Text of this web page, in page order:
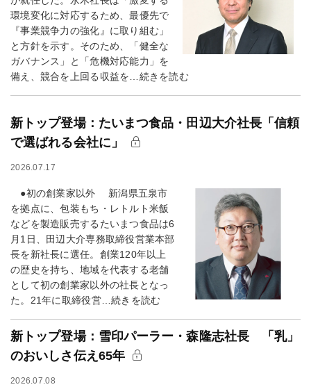
環境変化に対応するため、最優先で
『事業競争力の強化』に取り組む」
と方針を示す。そのため、「健全な
ガバナンス」と「危機対応能力」を
備え、競合を上回る収益を…続きを読む
新トップ登場：たいまつ食品・田辺大介社長「信頼
で選ばれる会社に」
2026.07.17
●初の創業家以外 新潟県五泉市
を拠点に、包装もち・レトルト米飯
などを製造販売するたいまつ食品は6
月1日、田辺大介専務取締役営業本部
長を新社長に選任。創業120年以上
の歴史を持ち、地域を代表する老舗
として初の創業家以外の社長となっ
た。21年に取締役営…続きを読む
新トップ登場：雪印パーラー・森隆志社長 「乳」
のおいしさ伝え65年
2026.07.08